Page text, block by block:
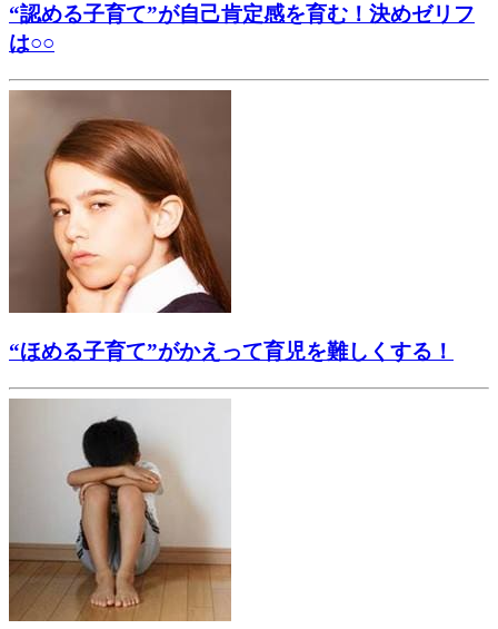
“認める子育て”が自己肯定感を育む！決めゼリフ
は○○
“ほめる子育て”がかえって育児を難しくする！